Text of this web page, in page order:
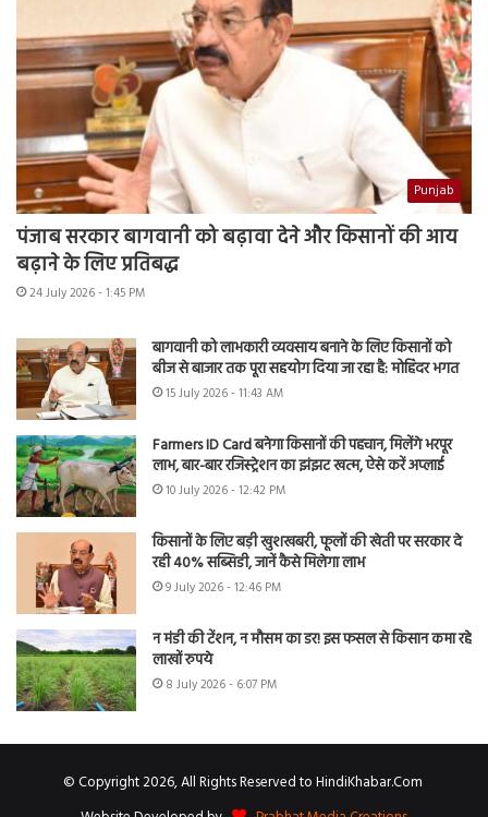
Punjab
पंजाब सरकार बागवानी को बढ़ावा देने और किसानों की आय
बढ़ाने के लिए प्रतिबद्ध
24 July 2026 - 1:45 PM
बागवानी को लाभकारी व्यवसाय बनाने के लिए किसानों को
बीज से बाजार तक पूरा सहयोग दिया जा रहा है: मोहिंदर भगत
15 July 2026 - 11:43 AM
Farmers ID Card बनेगा किसानों की पहचान, मिलेंगे भरपूर
लाभ, बार-बार रजिस्ट्रेशन का झंझट खत्म, ऐसे करें अप्लाई
10 July 2026 - 12:42 PM
किसानों के लिए बड़ी खुशखबरी, फूलों की खेती पर सरकार दे
रही 40% सब्सिडी, जानें कैसे मिलेगा लाभ
9 July 2026 - 12:46 PM
न मंडी की टेंशन, न मौसम का डर! इस फसल से किसान कमा रहे
लाखों रुपये
8 July 2026 - 6:07 PM
© Copyright 2026, All Rights Reserved to HindiKhabar.Com